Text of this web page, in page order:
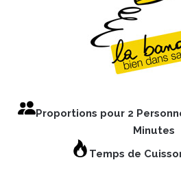
Proportions pour 2
Minutes
Temps de